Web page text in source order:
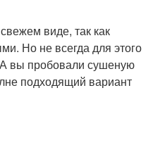
виде, так как
Но не всегда для этого
вы пробовали сушеную
подходящий вариант